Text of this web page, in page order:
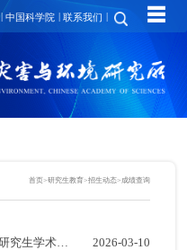
| 中国科学院 | 联系我们 | ☰
首页>研究生教育>招生动态> 成绩查询
究生学术审 2026-03-10